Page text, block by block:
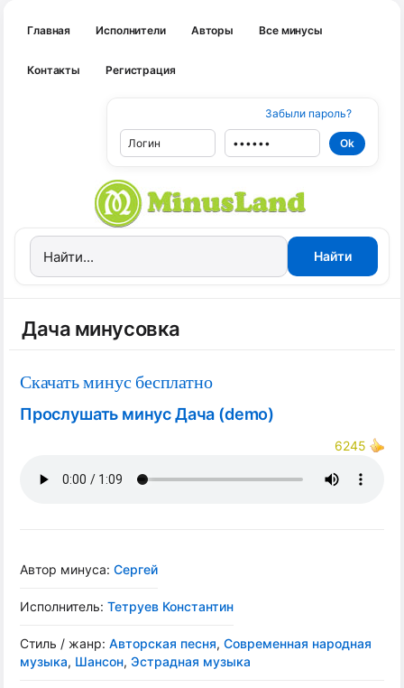
Главная Исполнители Авторы Все минусы
Контакты Регистрация
Забыли пароль?
Дача минусовка
Скачать минус бесплатно
Прослушать минус Дача (demo)
6245
Автор минуса: Сергей
Исполнитель: Тетруев Константин
Стиль / жанр: Авторская песня, Современная народная
музыка, Шансон, Эстрадная музыка